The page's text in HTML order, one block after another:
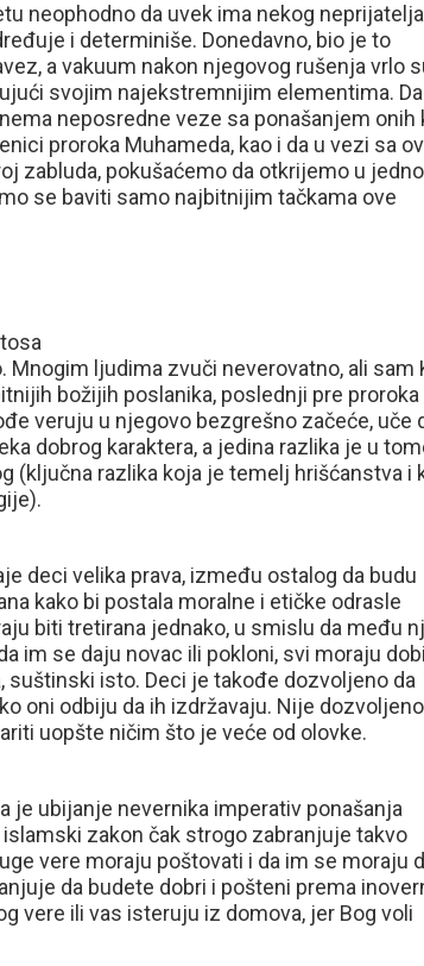
neophodno da uvek ima nekog neprijatelja
i determiniše. Donedavno, bio je to
a vakuum nakon njegovog rušenja vrlo
svojim najekstremnijim elementima. Da
neposredne veze sa ponašanjem onih
proroka Muhameda, kao i da u vezi sa
zabluda, pokušaćemo da otkrijemo u
se baviti samo najbitnijim tačkama ove
Mnogim ljudima zvuči neverovatno, ali sam
božijih poslanika, poslednji pre proroka
veruju u njegovo bezgrešno začeće, uče
dobrog karaktera, a jedina razlika je u
(ključna razlika koja je temelj hrišćanstva i
deci velika prava, između ostalog da budu
kako bi postala moralne i etičke odrasle
biti tretirana jednako, u smislu da među
im se daju novac ili pokloni, svi moraju
suštinski isto. Deci je takođe dozvoljeno da
oni odbiju da ih izdržavaju. Nije dozvoljeno
uopšte ničim što je veće od olovke.
je ubijanje nevernika imperativ ponašanja
zakon čak strogo zabranjuje takvo
vere moraju poštovati i da im se moraju
da budete dobri i pošteni prema
vere ili vas isteruju iz domova, jer Bog voli